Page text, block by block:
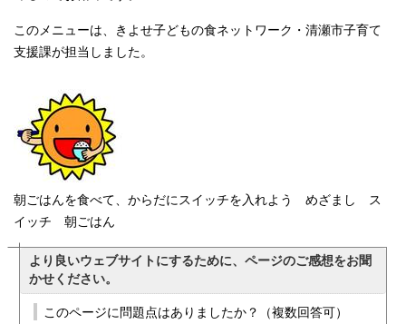
このメニューは、きよせ子どもの食ネットワーク・清瀬市子育て
支援課が担当しました。
朝ごはんを食べて、からだにスイッチを入れよう めざまし ス
イッチ 朝ごはん
より良いウェブサイトにするために、ページのご感想をお聞
かせください。
このページに問題点はありましたか？（複数回答可）